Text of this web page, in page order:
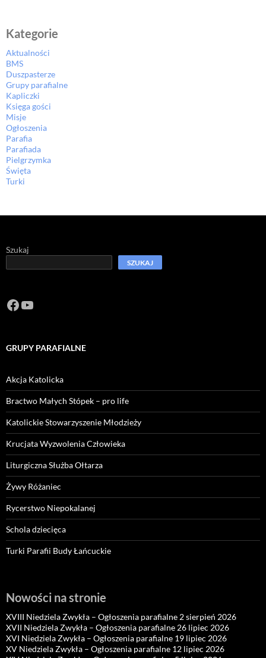
Kategorie
Aktualności
BMS
Duszpasterze
Grupy parafialne
Kapliczki
Księga gości
Misje
Ogłoszenia
Parafia
Parafiada
Pielgrzymka
Święta
Turki
Szukaj
SZUKAJ
Facebook
https://www.youtube.com/channel/
GRUPY PARAFIALNE
Akcja Katolicka
Bractwo Małych Stópek – pro life
Katolickie Stowarzyszenie Młodzieży
Krucjata Wyzwolenia Człowieka
Liturgiczna Służba Ołtarza
Żywy Różaniec
Rycerstwo Niepokalanej
Schola dziecięca
Turki Parafii Budy Łańcuckie
Nowości na stronie
XVIII Niedziela Zwykła – Ogłoszenia parafialne 2 sierpień 2026
XVII Niedziela Zwykła – Ogłoszenia parafialne 26 lipiec 2026
XVI Niedziela Zwykła – Ogłoszenia parafialne 19 lipiec 2026
XV Niedziela Zwykła – Ogłoszenia parafialne 12 lipiec 2026